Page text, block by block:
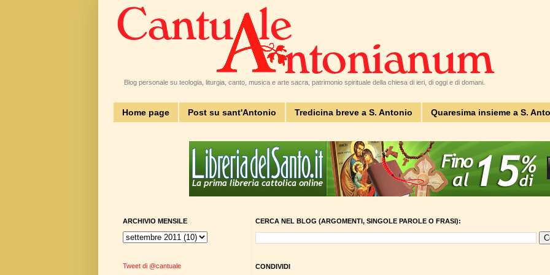
Blog personale su teologia, liturgia, canto, musica e arte sacra, patrimonio spirituale della chiesa di ieri, di oggi e di domani.
Home page Post su sant'Antonio Tredicina breve a S. Antonio Quaresima insieme a S.
CERCA NEL BLOG (ARGOMENTI, SINGOLE PAROLE O FRASI):
CONDIVIDI
ARCHIVIO MENSILE
Tweet di @cantuale